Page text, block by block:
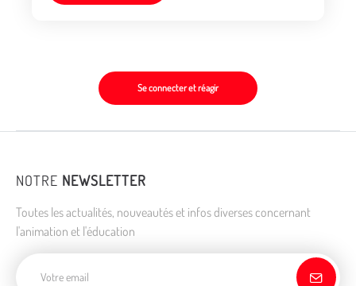
Se connecter et réagir
NOTRE NEWSLETTER
Toutes les actualités, nouveautés et infos diverses concernant
l'animation et l'éducation